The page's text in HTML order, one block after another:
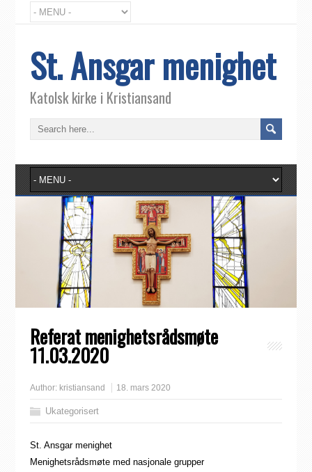
St. Ansgar menighet
Katolsk kirke i Kristiansand
Referat menighetsrådsmøte
11.03.2020
Author: kristiansand 18. mars 2020
Ukategorisert
St. Ansgar menighet
Menighetsrådsmøte med nasjonale grupper